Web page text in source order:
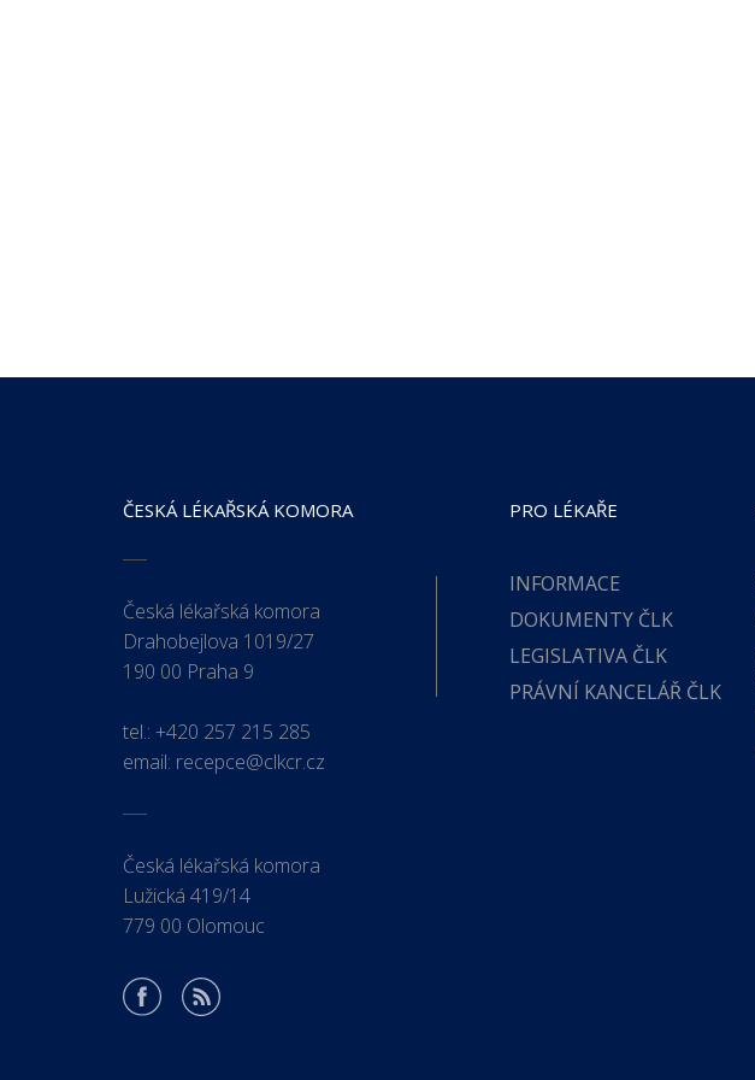
ČESKÁ LÉKAŘSKÁ KOMORA
Česká lékařská komora
Drahobejlova 1019/27
190 00 Praha 9
tel.: +420 257 215 285
email: recepce@clkcr.cz
Česká lékařská komora
Lužická 419/14
779 00 Olomouc
PRO LÉKAŘE
INFORMACE
DOKUMENTY ČLK
LEGISLATIVA ČLK
PRÁVNÍ KANCELÁŘ ČLK